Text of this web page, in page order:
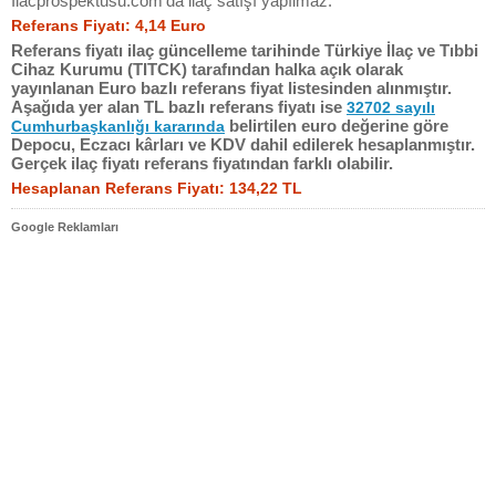
Referans Fiyatı: 4,14 Euro
Referans fiyatı ilaç güncelleme tarihinde Türkiye İlaç ve Tıbbi
Cihaz Kurumu (TITCK) tarafından halka açık olarak
yayınlanan Euro bazlı referans fiyat listesinden alınmıştır.
Aşağıda yer alan TL bazlı referans fiyatı ise 32702 sayılı
Cumhurbaşkanlığı kararında belirtilen euro değerine göre
Depocu, Eczacı kârları ve KDV dahil edilerek hesaplanmıştır.
Gerçek ilaç fiyatı referans fiyatından farklı olabilir.
Hesaplanan Referans Fiyatı: 134,22 TL
Google Reklamları